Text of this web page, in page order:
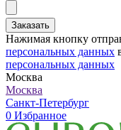
Заказать
Нажимая кнопку
персональных данных
персональных данных
Москва
Москва
Санкт-Петербург
0 Избранное